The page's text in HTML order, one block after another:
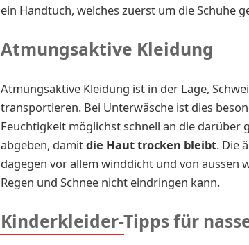
ein Handtuch, welches zuerst um die Schuhe
Atmungsaktive Kleidung
Atmungsaktive Kleidung ist in der Lage,
transportieren. Bei Unterwäsche ist dies
Feuchtigkeit möglichst schnell an die darüber
abgeben, damitdie Haut trocken bleibt. Die
dagegen vor allem winddicht und von aussen
Regen und Schnee nicht eindringen kann.
Kinderkleider-Tipps für